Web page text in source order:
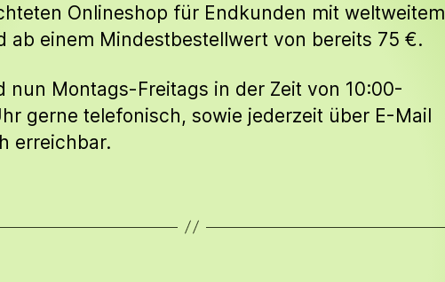
Onlineshop für Endkunden mit weltweitem
ab einem Mindestbestellwert von bereits 75 €.
nun Montags-Freitags in der Zeit von 10:00-
gerne telefonisch, sowie jederzeit über E-Mail
erreichbar.